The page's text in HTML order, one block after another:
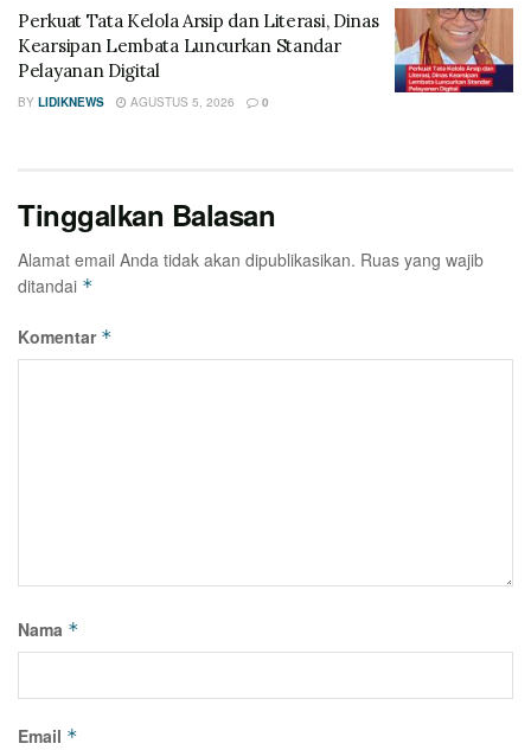
Perkuat Tata Kelola Arsip dan Literasi, Dinas
Kearsipan Lembata Luncurkan Standar
Pelayanan Digital
BY LIDIKNEWS AGUSTUS 5, 2026 0
Tinggalkan Balasan
Alamat email Anda tidak akan dipublikasikan. Ruas yang wajib
ditandai *
Komentar *
Nama *
Email *